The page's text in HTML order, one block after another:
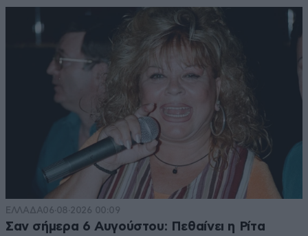
ΕΛΛΑΔΑ06·08·2026 00:09
Σαν σήμερα 6 Αυγούστου: Πεθαίνει η Ρίτα